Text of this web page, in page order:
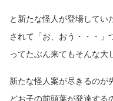
と新たな怪人が登場してい
されて「お、おう・・・」
ってたぶん来てもそんな大
新たな怪人案が尽きるのが
どお子の前頭葉が発達する